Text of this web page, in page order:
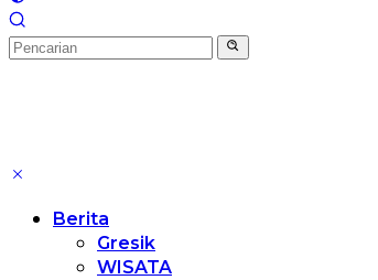
Berita
Gresik
WISATA